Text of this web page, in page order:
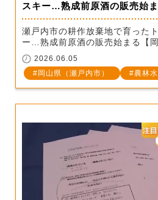
スキー…熟成前原酒の販売始ま
瀬戸内市の耕作放棄地で育った
ー…熟成前原酒の販売始まる【岡
2026.06.05
岡山県（瀬戸内市）
農林